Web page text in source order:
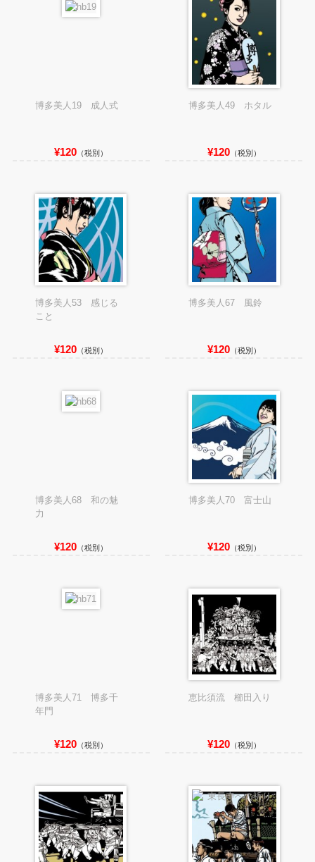
博多美人19 成人式
¥120 （税別）
博多美人49 ホタル
¥120（税別）
博多美人53 感じる
こと
¥120 （税別）
博多美人67 風鈴
¥120（税別）
博多美人68 和の魅
力
¥120 （税別）
博多美人70 富士山
¥120（税別）
博多美人71 博多千
年門
¥120 （税別）
恵比須流 櫛田入り
¥120（税別）